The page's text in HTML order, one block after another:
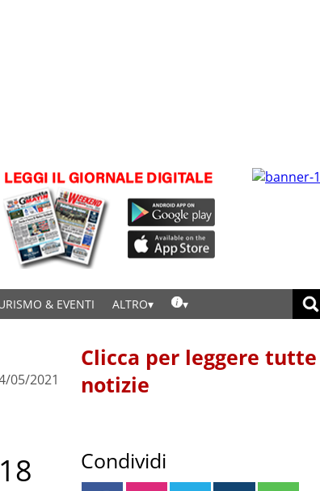
& EVENTI ALTRO
05/2021
Clicca per leggere
notizie
Condividi